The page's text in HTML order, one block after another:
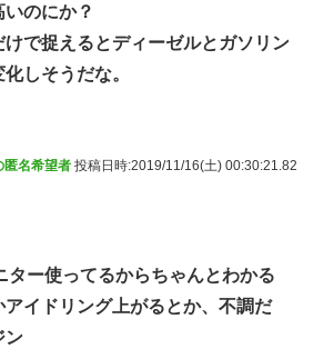
のにか？
けで捉えるとディーゼルとガソリン
しそうだな。
匿名希望者 投稿日時:2019/11/16(土) 00:30:21.82
ター使ってるからちゃんとわかる
アイドリング上がるとか、不調だ
ン